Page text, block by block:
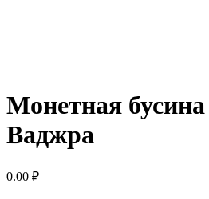
Монетная бусина
Ваджра
0.00 ₽